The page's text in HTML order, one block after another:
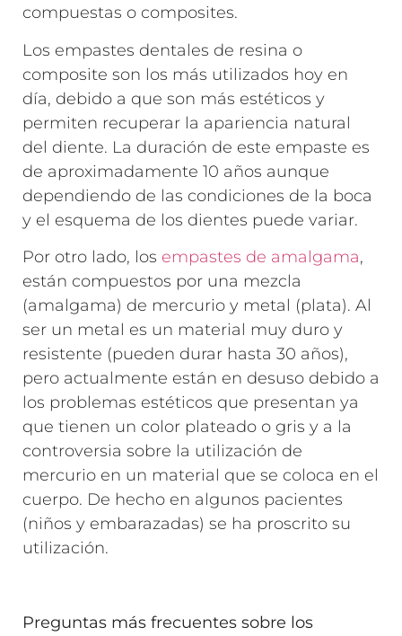
compuestas o composites.
Los empastes dentales de resina o
composite son los más utilizados hoy en
día, debido a que son más estéticos y
permiten recuperar la apariencia natural
del diente. La duración de este empaste es
de aproximadamente 10 años aunque
dependiendo de las condiciones de la boca
y el esquema de los dientes puede variar.
Por otro lado, los empastes de amalgama,
están compuestos por una mezcla
(amalgama) de mercurio y metal (plata). Al
ser un metal es un material muy duro y
resistente (pueden durar hasta 30 años),
pero actualmente están en desuso debido a
los problemas estéticos que presentan ya
que tienen un color plateado o gris y a la
controversia sobre la utilización de
mercurio en un material que se coloca en el
cuerpo. De hecho en algunos pacientes
(niños y embarazadas) se ha proscrito su
utilización.
Preguntas más frecuentes sobre los